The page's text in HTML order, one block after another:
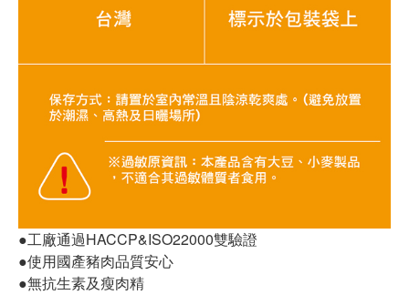
●工廠通過HACCP&ISO22000雙驗證
●使用國產豬肉品質安心
●無抗生素及瘦肉精